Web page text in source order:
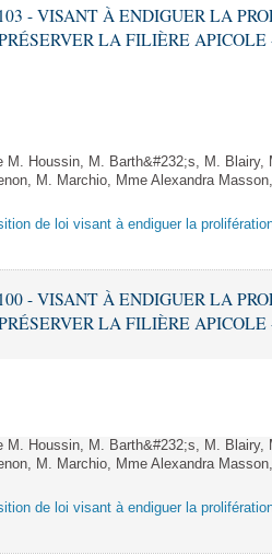
- VISANT À ENDIGUER LA
LA FILIÈRE APICOLE -
M. Houssin, M. Barth&#232;s, M.
M. Marchio, Mme Alexandra
de loi visant à endiguer la
- VISANT À ENDIGUER LA
LA FILIÈRE APICOLE -
M. Houssin, M. Barth&#232;s, M.
M. Marchio, Mme Alexandra
de loi visant à endiguer la